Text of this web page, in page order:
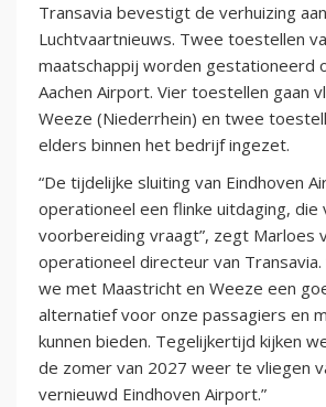
Transavia bevestigt de verhuizing aan
Luchtvaartnieuws. Twee toestellen
maatschappij worden gestationeerd
Aachen Airport. Vier toestellen gaan
Weeze (Niederrhein) en twee
elders binnen het bedrijf ingezet.
“De tijdelijke sluiting van Eindhoven
operationeel een flinke uitdaging, die
voorbereiding vraagt”, zegt Marloes
operationeel directeur van Transavia.
we met Maastricht en Weeze een
alternatief voor onze passagiers en
kunnen bieden. Tegelijkertijd kijken
de zomer van 2027 weer te vliegen
vernieuwd Eindhoven Airport.”